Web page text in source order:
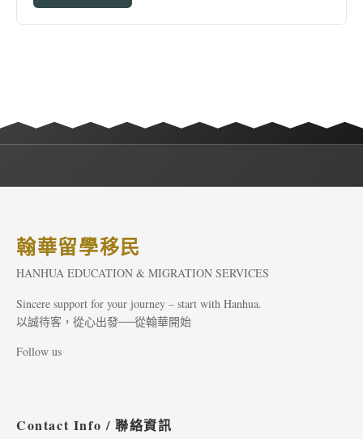
翰華留學移民
HANHUA EDUCATION & MIGRATION SERVICES
Sincere support for your journey – start with Hanhua.
以誠待客，從心出發──從翰華開始
Follow us
Contact Info / 聯絡資訊